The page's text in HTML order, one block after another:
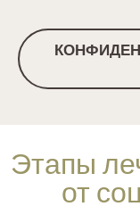
Этапы
от